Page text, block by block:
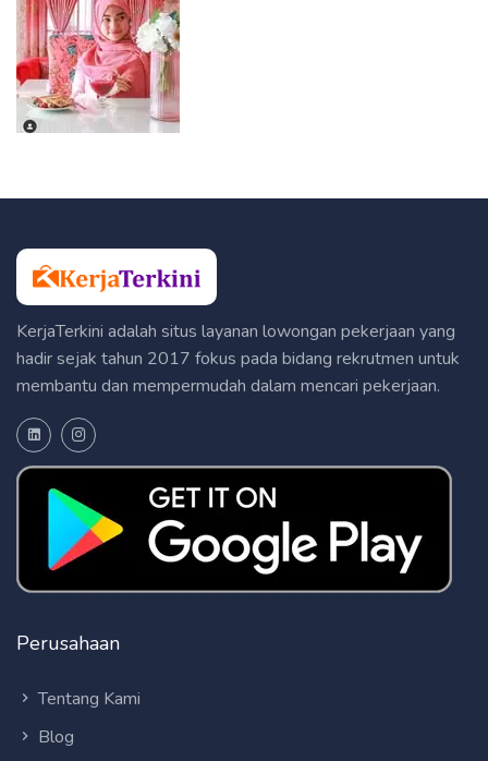
KerjaTerkini adalah situs layanan lowongan pekerjaan yang
hadir sejak tahun 2017 fokus pada bidang rekrutmen untuk
membantu dan mempermudah dalam mencari pekerjaan.
Perusahaan
Tentang Kami
Blog